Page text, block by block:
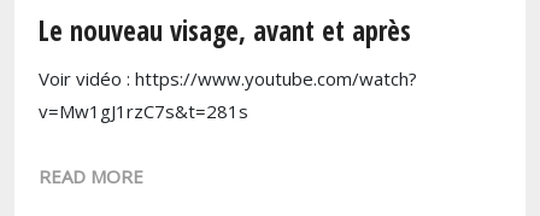
Le nouveau visage, avant et après
Voir vidéo : https://www.youtube.com/watch?
v=Mw1gJ1rzC7s&t=281s
READ MORE